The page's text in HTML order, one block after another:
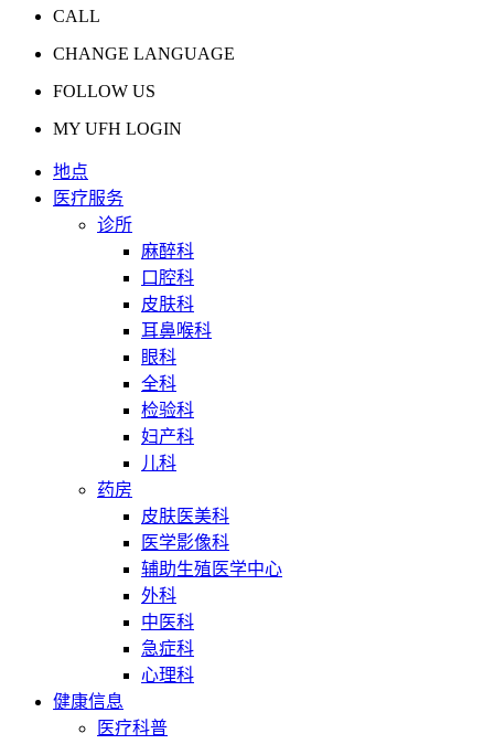
CALL
CHANGE LANGUAGE
FOLLOW US
MY UFH LOGIN
地点
医疗服务
诊所
麻醉科
口腔科
皮肤科
耳鼻喉科
眼科
全科
检验科
妇产科
儿科
药房
皮肤医美科
医学影像科
辅助生殖医学中心
外科
中医科
急症科
心理科
健康信息
医疗科普